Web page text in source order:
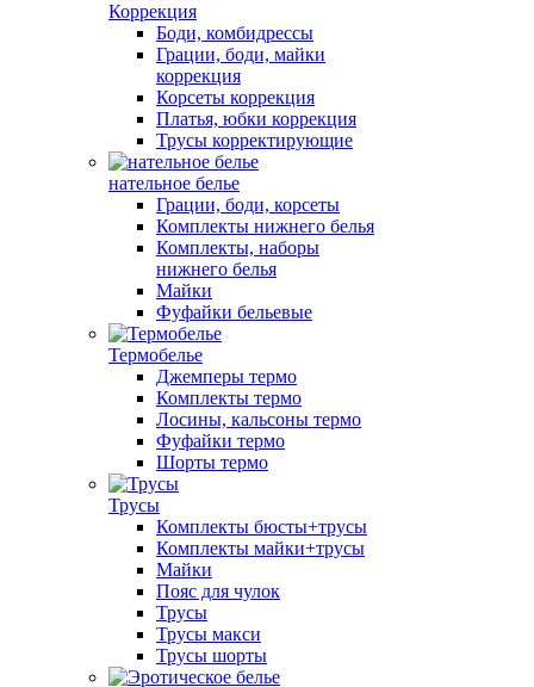
Коррекция
Боди, комбидрессы
Грации, боди, майки
коррекция
Корсеты коррекция
Платья, юбки коррекция
Трусы корректирующие
нательное белье
Грации, боди, корсеты
Комплекты нижнего белья
Комплекты, наборы
нижнего белья
Майки
Фуфайки бельевые
Термобелье
Джемперы термо
Комплекты термо
Лосины, кальсоны термо
Фуфайки термо
Шорты термо
Трусы
Комплекты бюсты+трусы
Комплекты майки+трусы
Майки
Пояс для чулок
Трусы
Трусы макси
Трусы шорты